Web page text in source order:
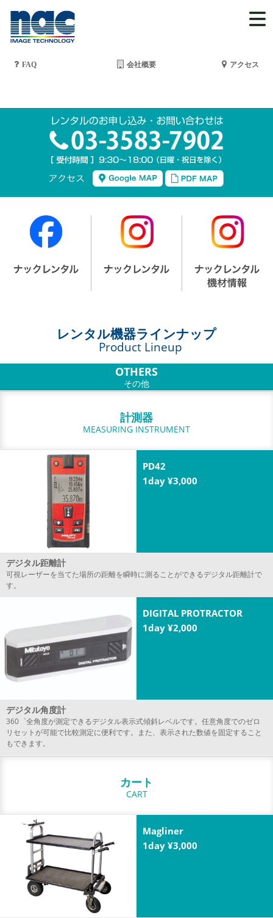
FAQ 会社概要 アクセス
レンタル機器ラインナップ
Product Lineup
OTHERS
その他
計測器
MEASURING INSTRUMENT
PD42
1day ¥3,000
デジタル距離計
可視レーザーを当てた場所の距離を瞬時に測ることができるデジタル距離計で
す。
DIGITAL PROTRACTOR
1day ¥2,000
デジタル角度計
360゜全角度が測定できるデジタル表示式傾斜レベルです。任意角度でのゼロ
リセットが可能で比較測定に便利です。また、表示された数値を固定すること
もできます。
カート
CART
Magliner
1day ¥3,000